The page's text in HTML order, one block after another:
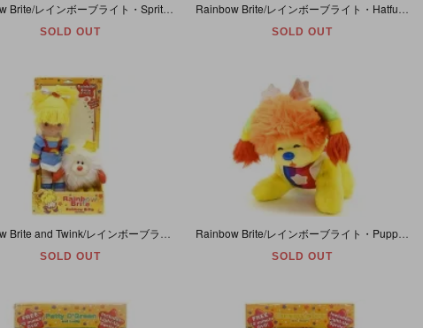
Rainbow Brite/レインボーブライト・Sprites/スパイク・Twink/トゥインク・ぬいぐるみ・80年代
SOLD OUT SOLD OUT
SOLD OUT
Rainbow Brite/レインボーブライト・Puppy Brite/パピーブライト・ぬいぐるみ・1980年代
SOLD OUT